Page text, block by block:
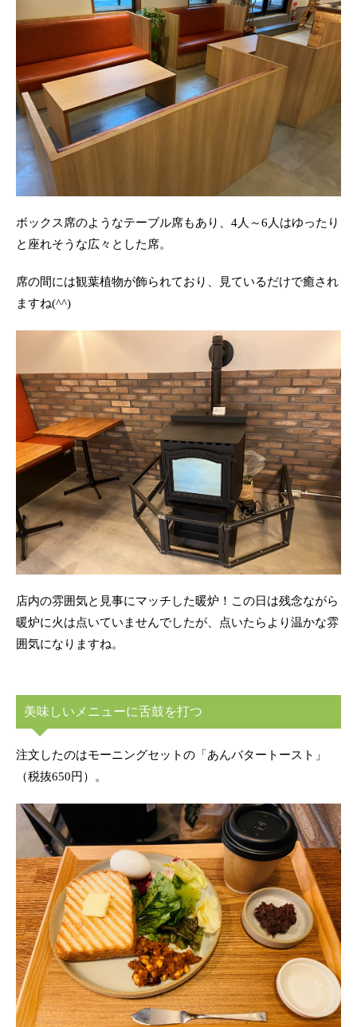
ボックス席のようなテーブル席もあり、4人～6人はゆったり
と座れそうな広々とした席。
席の間には観葉植物が飾られており、見ているだけで癒され
ますね(^^)
店内の雰囲気と見事にマッチした暖炉！この日は残念ながら
暖炉に火は点いていませんでしたが、点いたらより温かな雰
囲気になりますね。
美味しいメニューに舌鼓を打つ
注文したのはモーニングセットの「あんバタートースト」
（税抜650円）。